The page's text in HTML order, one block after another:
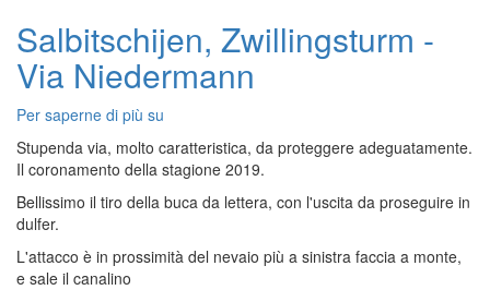
Salbitschijen, Zwillingsturm -
Via Niedermann
Per saperne di più su
-
Via
Niedermann
Stupenda via, molto caratteristica, da proteggere adeguatamente.
Il coronamento della stagione 2019.
Bellissimo il tiro della buca da lettera, con l'uscita da proseguire in
dulfer.
L'attacco è in prossimità del nevaio più a sinistra faccia a monte,
e sale il canalino